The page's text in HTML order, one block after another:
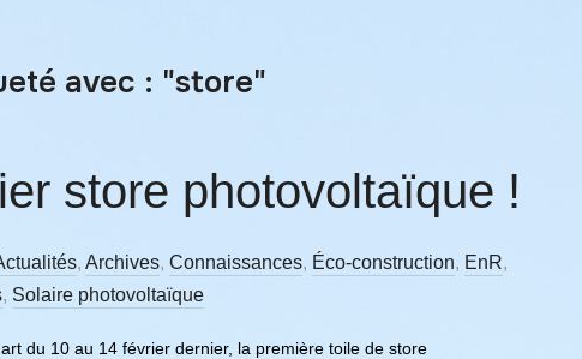
avec : "store"
store photovoltaïque !
, Archives, Connaissances, Éco-construction, EnR,
, Solaire photovoltaïque
du 10 au 14 février dernier, la première toile de store